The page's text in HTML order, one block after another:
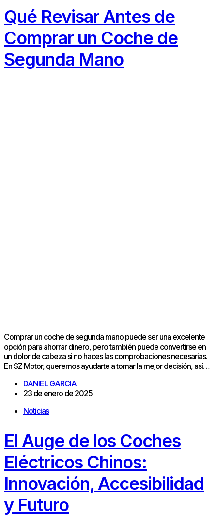
Qué Revisar Antes de
Comprar un Coche de
Segunda Mano
Comprar un coche de segunda mano puede ser una excelente
opción para ahorrar dinero, pero también puede convertirse en
un dolor de cabeza si no haces las comprobaciones necesarias.
En SZ Motor, queremos ayudarte a tomar la mejor decisión, así…
DANIEL GARCIA
23 de enero de 2025
Noticias
El Auge de los Coches
Eléctricos Chinos:
Innovación, Accesibilidad
y Futuro